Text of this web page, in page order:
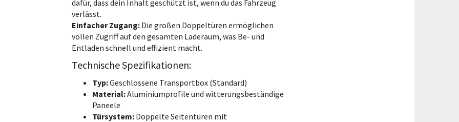
dafür, dass dein Inhalt geschützt ist, wenn du das Fahrzeug
verlässt.
Einfacher Zugang:Die großen Doppeltüren ermöglichen
vollen Zugriff auf den gesamten Laderaum, was Be- und
Entladen schnell und effizient macht.
Technische Spezifikationen:
Typ:Geschlossene Transportbox (Standard)
Material:Aluminiumprofile und witterungsbeständige
Paneele
Türsystem:Doppelte Seitentüren mit